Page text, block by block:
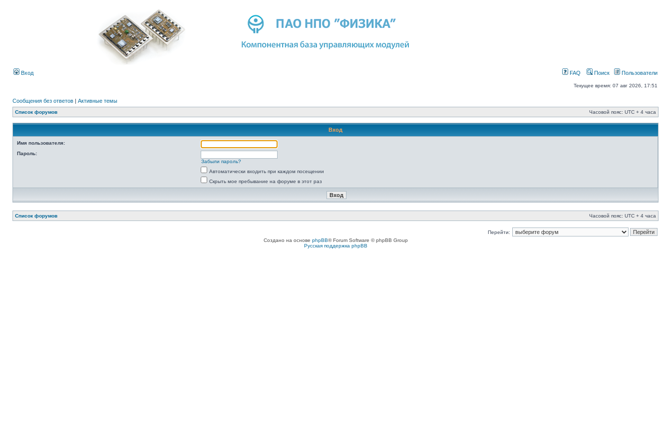
Вход FAQ Поиск Пользователи
Текущее время: 07 авг 2026, 17:51
Сообщения без ответов | Активные темы
Список форумов Часовой пояс: UTC + 4 часа
Вход
Имя пользователя:
Пароль:
Забыли пароль?
Автоматически входить при каждом посещении
Скрыть мое пребывание на форуме в этот раз
Список форумов Часовой пояс: UTC + 4 часа
Перейти:
Создано на основе phpBB® Forum Software © phpBB Group
Русская поддержка phpBB